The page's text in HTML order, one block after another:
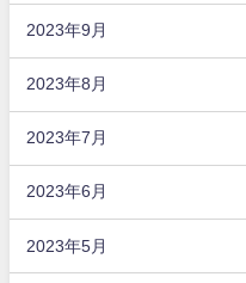
2023年9月
2023年8月
2023年7月
2023年6月
2023年5月